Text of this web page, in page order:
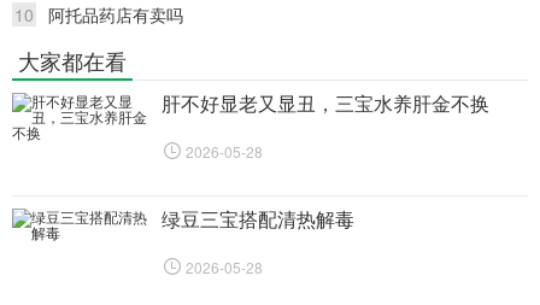
10
阿托品药店有卖吗
大家都在看
肝不好显老又显丑，三宝水养肝金不换
2026-05-28
绿豆三宝搭配清热解毒
2026-05-28